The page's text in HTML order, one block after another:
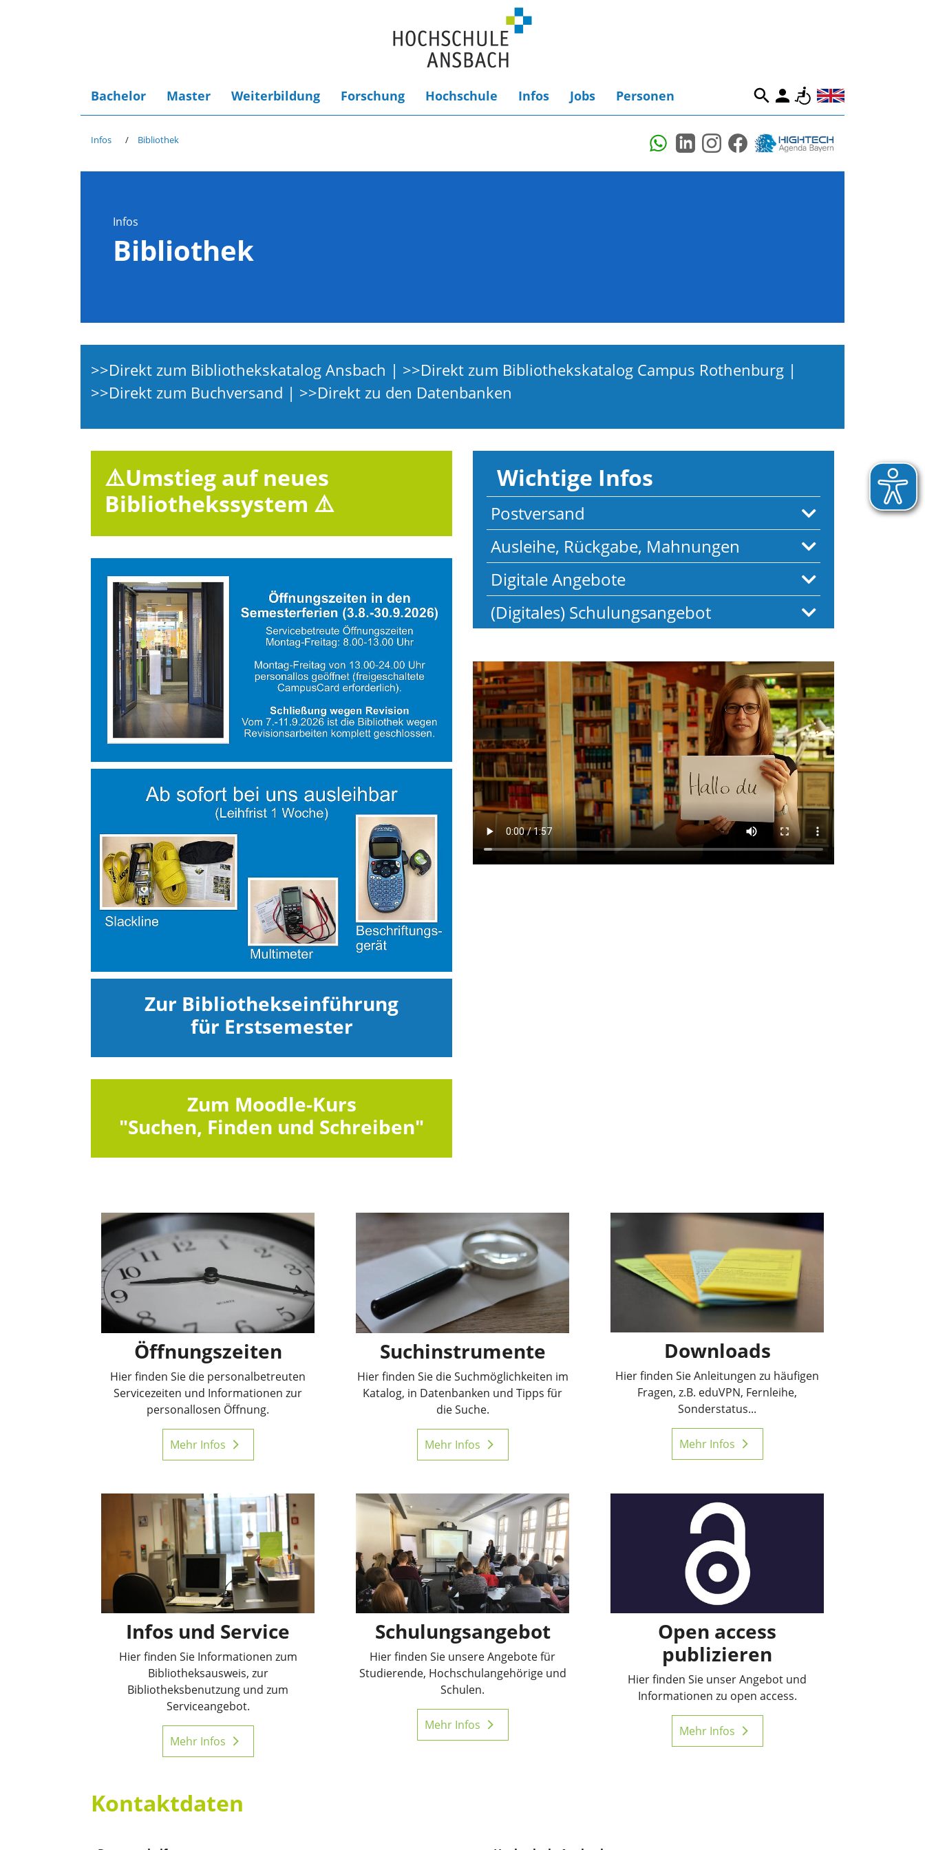
Bachelor Master Weiterbildung Forschung Hochschule Infos Jobs Personen
Infos Bibliothek
Infos
Bibliothek
>>Direkt zum Bibliothekskatalog Ansbach | >>Direkt zum Bibliothekskatalog Campus Rothenburg |
>>Direkt zum Buchversand | >>Direkt zu den Datenbanken
⚠️Umstieg auf neues
Bibliothekssystem ⚠️
Zur Bibliothekseinführung
für Erstsemester
Zum Moodle-Kurs
"Suchen, Finden und Schreiben"
Wichtige Infos
Postversand
Ausleihe, Rückgabe, Mahnungen
Digitale Angebote
(Digitales) Schulungsangebot
Öffnungszeiten
Hier finden Sie die personalbetreuten
Servicezeiten und Informationen zur
personallosen Öffnung.
Mehr Infos
Suchinstrumente
Hier finden Sie die Suchmöglichkeiten im
Katalog, in Datenbanken und Tipps für
die Suche.
Mehr Infos
Downloads
Hier finden Sie Anleitungen zu häufigen
Fragen, z.B. eduVPN, Fernleihe,
Sonderstatus...
Mehr Infos
Infos und Service
Hier finden Sie Informationen zum
Bibliotheksausweis, zur
Bibliotheksbenutzung und zum
Serviceangebot.
Mehr Infos
Schulungsangebot
Hier finden Sie unsere Angebote für
Studierende, Hochschulangehörige und
Schulen.
Mehr Infos
Open access
publizieren
Hier finden Sie unser Angebot und
Informationen zu open access.
Mehr Infos
Kontaktdaten